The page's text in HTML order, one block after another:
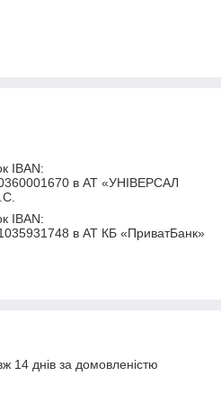
IBAN:
в АТ «УНІВЕРСАЛ
IBAN:
в АТ КБ «ПриватБанк»
14 днів за домовленістю